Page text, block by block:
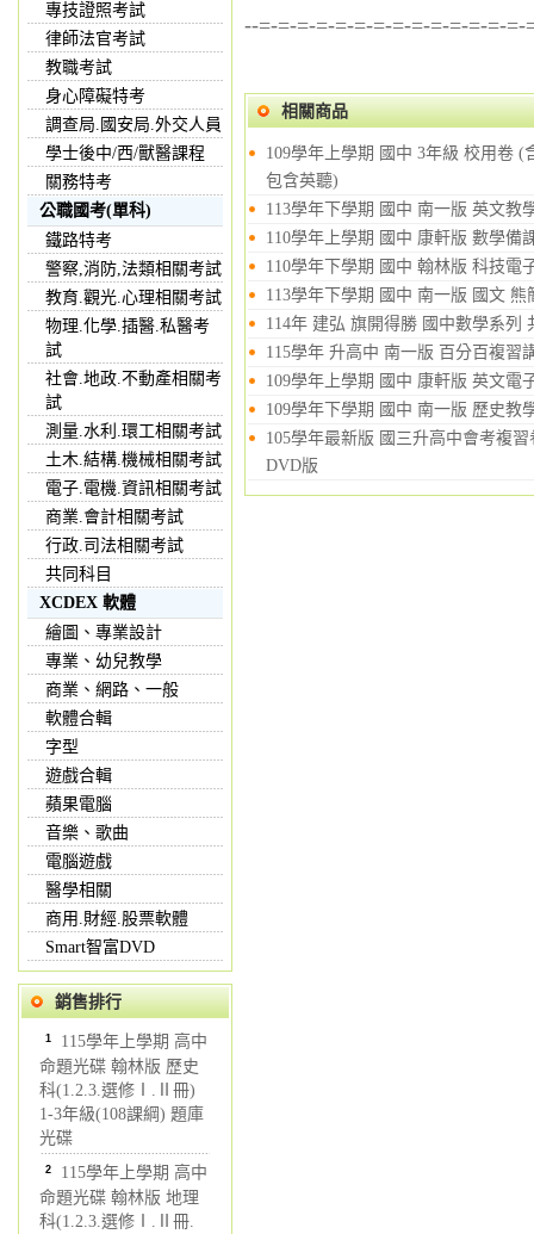
專技證照考試
律師法官考試
教職考試
身心障礙特考
調查局.國安局.外交人員
學士後中/西/獸醫課程
關務特考
公職國考(單科)
鐵路特考
警察,消防,法類相關考試
教育.觀光.心理相關考試
物理.化學.插醫.私醫考
試
社會.地政.不動產相關考
試
測量.水利.環工相關考試
土木.結構.機械相關考試
電子.電機.資訊相關考試
商業.會計相關考試
行政.司法相關考試
共同科目
XCDEX 軟體
繪圖、專業設計
專業、幼兒教學
商業、網路、一般
軟體合輯
字型
遊戲合輯
蘋果電腦
音樂、歌曲
電腦遊戲
醫學相關
商用.財經.股票軟體
Smart智富DVD
銷售排行
1 115學年上學期 高中
命題光碟 翰林版 歷史
科(1.2.3.選修Ⅰ.Ⅱ冊)
1-3年級(108課綱) 題庫
光碟
2 115學年上學期 高中
命題光碟 翰林版 地理
科(1.2.3.選修Ⅰ.Ⅱ冊.
--=-=-=-=-=-=-=-=-=-=-=-=-=-
相關商品
109學年上學期 國中 3年級 校用卷
包含英聽)
113學年下學期 國中 南一版 英文教
110學年上學期 國中 康軒版 數學備
110學年下學期 國中 翰林版 科技電
113學年下學期 國中 南一版 國文
114年 建弘 旗開得勝 國中數學系列
115學年 升高中 南一版 百分百複習
109學年上學期 國中 康軒版 英文電
109學年下學期 國中 南一版 歷史教
105學年最新版 國三升高中會考複
DVD版